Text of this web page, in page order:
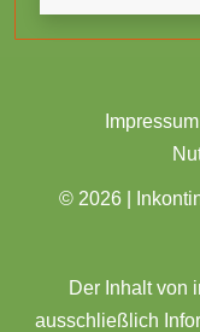
Impressum
© 2026 |
Der Inhalt von
ausschließlich